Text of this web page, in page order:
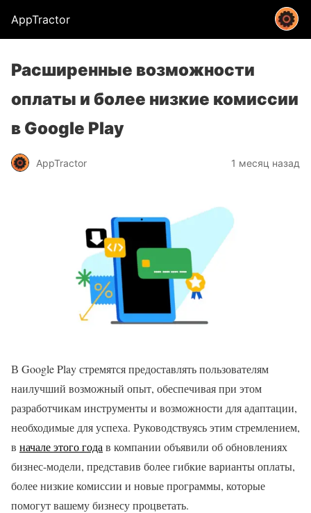
AppTractor
Расширенные возможности
оплаты и более низкие комиссии
в Google Play
AppTractor 1 месяц назад
В Google Play стремятся предоставлять пользователям
наилучший возможный опыт, обеспечивая при этом
разработчикам инструменты и возможности для адаптации,
необходимые для успеха. Руководствуясь этим стремлением,
в начале этого года в компании объявили об обновлениях
бизнес-модели, представив более гибкие варианты оплаты,
более низкие комиссии и новые программы, которые
помогут вашему бизнесу процветать.